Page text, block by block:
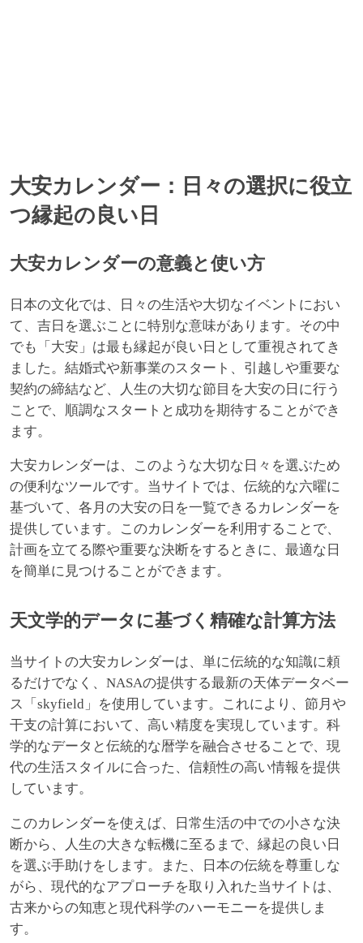
大安カレンダー：日々の選択に役立
つ縁起の良い日
大安カレンダーの意義と使い方
日本の文化では、日々の生活や大切なイベントにおい
て、吉日を選ぶことに特別な意味があります。その中
でも「大安」は最も縁起が良い日として重視されてき
ました。結婚式や新事業のスタート、引越しや重要な
契約の締結など、人生の大切な節目を大安の日に行う
ことで、順調なスタートと成功を期待することができ
ます。
大安カレンダーは、このような大切な日々を選ぶため
の便利なツールです。当サイトでは、伝統的な六曜に
基づいて、各月の大安の日を一覧できるカレンダーを
提供しています。このカレンダーを利用することで、
計画を立てる際や重要な決断をするときに、最適な日
を簡単に見つけることができます。
天文学的データに基づく精確な計算方法
当サイトの大安カレンダーは、単に伝統的な知識に頼
るだけでなく、NASAの提供する最新の天体データベー
ス「skyfield」を使用しています。これにより、節月や
干支の計算において、高い精度を実現しています。科
学的なデータと伝統的な暦学を融合させることで、現
代の生活スタイルに合った、信頼性の高い情報を提供
しています。
このカレンダーを使えば、日常生活の中での小さな決
断から、人生の大きな転機に至るまで、縁起の良い日
を選ぶ手助けをします。また、日本の伝統を尊重しな
がら、現代的なアプローチを取り入れた当サイトは、
古来からの知恵と現代科学のハーモニーを提供しま
す。